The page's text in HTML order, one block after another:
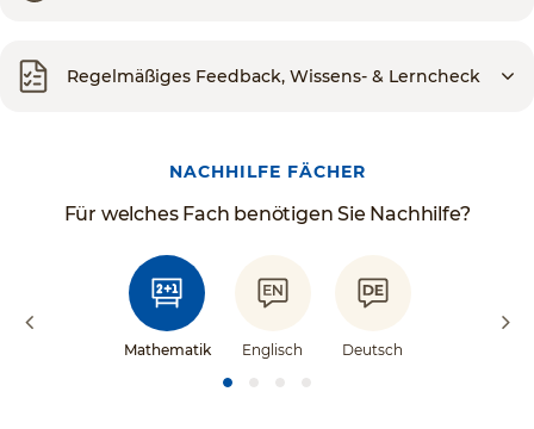
Regelmäßiges Feedback, Wissens- & Lerncheck
NACHHILFE FÄCHER
Für welches Fach benötigen Sie Nachhilfe?
Mathematik Englisch Deutsch